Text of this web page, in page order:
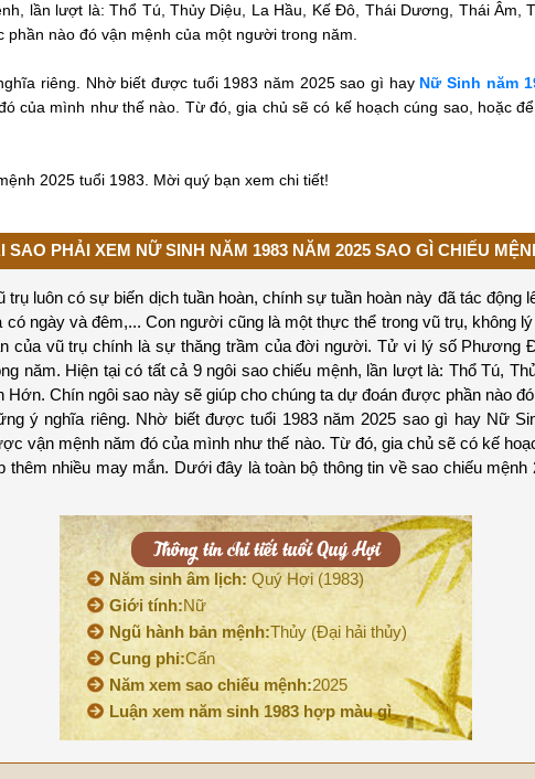
lần lượt là: Thổ Tú, Thủy Diệu, La Hầu, Kế Đô, Thái Dương, Thái Âm,
nào đó vận mệnh của một người trong năm.
riêng. Nhờ biết được tuổi 1983 năm 2025sao gì hay Nữ Sinh năm
của mình như thế nào. Từ đó, gia chủ sẽ có kế hoạch cúng sao, hoặc
2025 tuổi 1983. Mời quý bạn xem chi tiết!
SAO PHẢI XEM NỮ SINH NĂM 1983 NĂM 2025 SAO GÌ CHIẾU
luôn có sự biến dịch tuần hoàn, chính sự tuần hoàn này đã tác động
ngày và đêm,... Con người cũng là một thực thể trong vũ trụ, không
của vũ trụ chính là sự thăng trầm của đời người. Tử vi lý số Phương
năm. Hiện tại có tất cả 9 ngôi sao chiếu mệnh, lần lượt là: Thổ Tú,
Chín ngôi sao này sẽ giúp cho chúng ta dự đoán được phần nào
ý nghĩa riêng. Nhờ biết được tuổi 1983 năm 2025 sao gì hay Nữ
vận mệnh năm đó của mình như thế nào. Từ đó, gia chủ sẽ có kế
thêm nhiều may mắn. Dưới đây là toàn bộ thông tin về sao chiếu
Thông tin chi tiết tuổi Quý Hợi
Năm sinh âm lịch: Quý Hợi (1983)
Giới tính:Nữ
Ngũ hành bản mệnh:Thủy (Đại hải thủy)
Cung phi:Cấn
Năm xem sao chiếu mệnh:2025
Luận xem năm sinh 1983 hợp màu gì